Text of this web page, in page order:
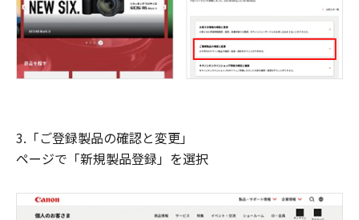
3.「ご登録製品の確認と変更」
ページで「新規製品登録」を選択